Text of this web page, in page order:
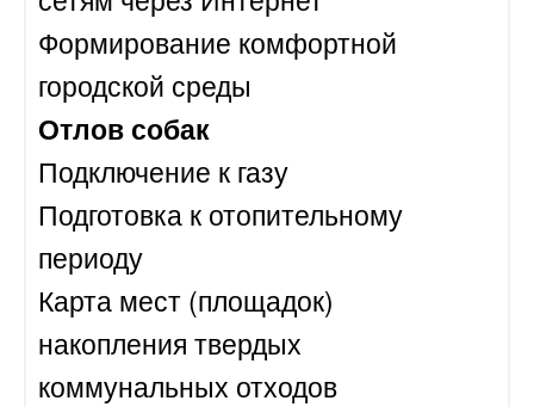
Формирование комфортной
городской среды
Отлов собак
Подключение к газу
Подготовка к отопительному
периоду
Карта мест (площадок)
накопления твердых
коммунальных отходов